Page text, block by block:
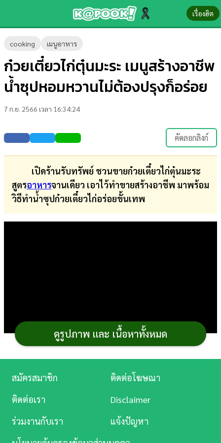
เรื่องฮิต
cooking เมนูอาหาร
ก๋วยเตี๋ยวไก่ตุ๋นมะระ เมนูสร้างอาชีพ
น้ำซุปหอมหวานไม่ต้องปรุงก็อร่อย
7 ก.ย. 2566 เวลา 16:34:24
คัดลอกลิงก์
เปิดร้านรับทรัพย์ ชวนขายก๋วยเตี๋ยวไก่ตุ๋นมะระ
สูตรอาหารจานเดียว เอาไว้ทำขายสร้างอาชีพ มาพร้อม
วิธีทำน้ำซุปก๋วยเตี๋ยวไก่อร่อยขั้นเทพ
ดูรูปภาพ และ เนื้อหาทั้งหมด
ข่าว-
ความ
รู้
ข่าว
บันเทิง
ตรวจ
ผล
บอล
สด
ดู
Music
สมัครสมาชิก
ติดต่อโฆษณา
ติดต่อเรา
Disclaimer
ร่วมงานกับเรา
แจ้งปัญหา